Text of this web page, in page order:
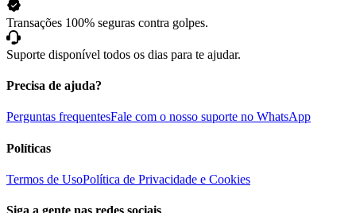
Transações 100% seguras contra golpes.
Suporte disponível todos os dias para te ajudar.
Precisa de ajuda?
Perguntas frequentesFale com o nosso suporte no WhatsApp
Políticas
Termos de UsoPolítica de Privacidade e Cookies